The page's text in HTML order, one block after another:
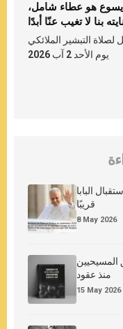
هو عطاء شامل،
بنا لا تغيب عنّا أبدًا
لصلاة التبشير الملائكي
يوم الأحد 2 آب 2026
البابا
قريبًا
8 May 2026
المسيحيين
منذ عقود
15 May 2026